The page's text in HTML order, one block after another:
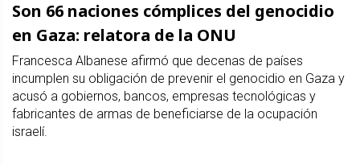
Son 66 naciones cómplices del genocidio
en Gaza: relatora de la ONU
Francesca Albanese afirmó que decenas de países
incumplen su obligación de prevenir el genocidio en Gaza y
acusó a gobiernos, bancos, empresas tecnológicas y
fabricantes de armas de beneficiarse de la ocupación
israelí.